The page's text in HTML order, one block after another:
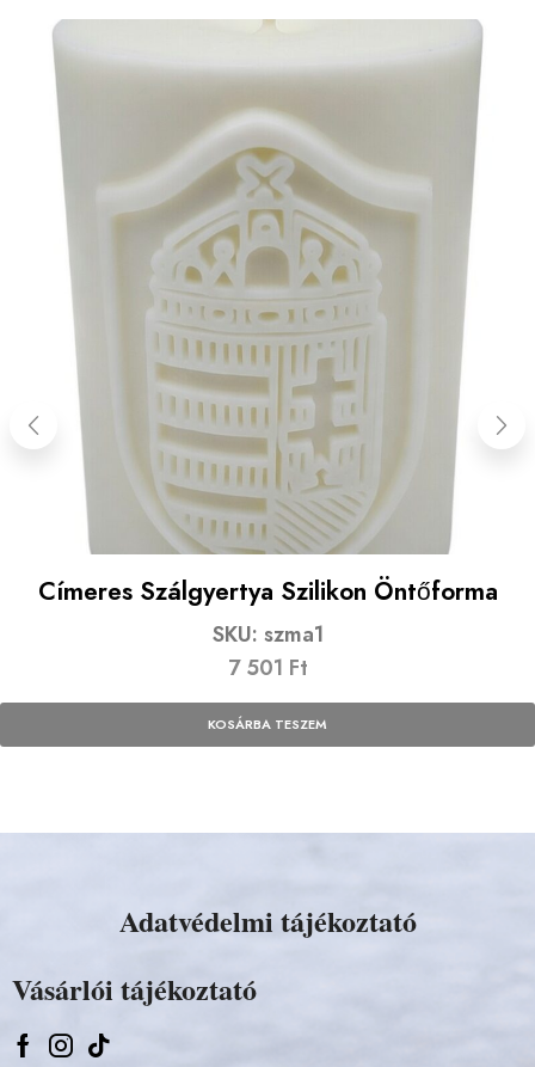
Címeres Szálgyertya Szilikon Öntőforma
SKU: szma1
7 501 Ft
KOSÁRBA TESZEM
Adatvédelmi tájékoztató
Vásárlói tájékoztató